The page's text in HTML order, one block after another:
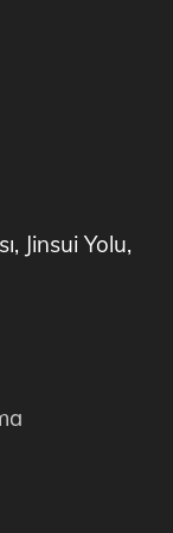
Jinsui Yolu,